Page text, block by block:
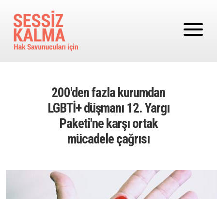
200'den fazla kurumdan
LGBTİ+ düşmanı 12. Yargı
Paketi'ne karşı ortak
mücadele çağrısı